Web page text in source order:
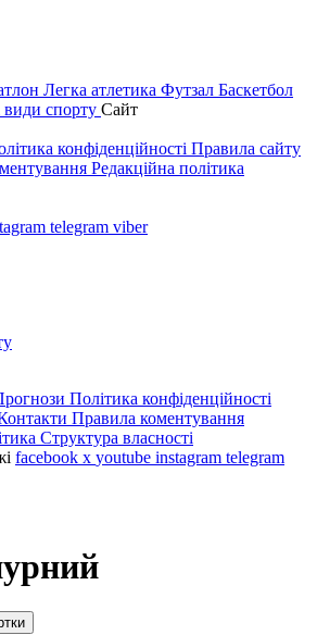
Легка атлетика Футзал Баскетбол
види спорту Сайт
конфіденційності Правила сайту
Редакційна політика
telegram viber
Політика конфіденційності
Правила коментування
Структура власності
facebook x youtube instagram telegram